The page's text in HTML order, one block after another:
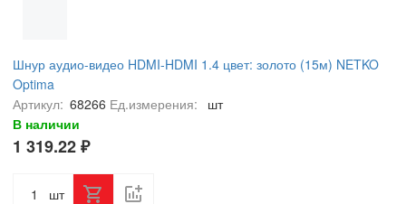
Шнур аудио-видео HDMI-HDMI 1.4 цвет: золото (15м) NETKO
Optima
Артикул: 68266 Ед.измерения:
шт
В наличии
1 319.22 ₽
шт